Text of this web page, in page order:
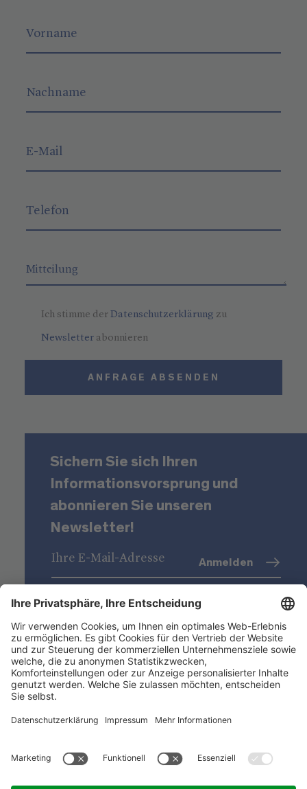
Ich stimme derDatenschutzerklärung zu
Newsletter abonnieren
ANFRAGE ABSENDEN
Sichern Sie sich Ihren
Informationsvorsprung und
abonnieren Sie unseren
Newsletter!
Datenschutz (Info)
Anmelden
Niederstätter AG
Standorte
Nützliche Links